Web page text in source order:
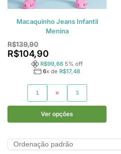
Macaquinho Jeans Infantil
Menina
R$139,90
R$104,90
R$99,66 5% off
6x de R$17,48
1 2 3
Ver opções